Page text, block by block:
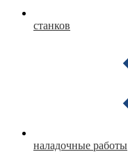
станков
наладочные работы